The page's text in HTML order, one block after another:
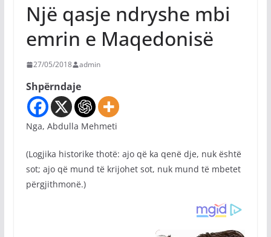
Një qasje ndryshe mbi
emrin e Maqedonisë
27/05/2018 admin
Shpërndaje
Nga, Abdulla Mehmeti
(Logjika historike thotë: ajo që ka qenë dje, nuk është
sot; ajo që mund të krijohet sot, nuk mund të mbetet
përgjithmonë.)